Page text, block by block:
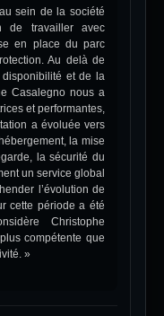
sein de la société
de travailler avec
en place du parc
Au delà de
et de la
Casalegno nous a
et performantes,
a évoluée vers
la mise
la sécurité du
un service global
l’évolution de
cette période a été
Christophe
compétente que
»